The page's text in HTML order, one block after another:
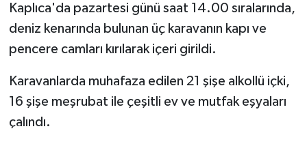
Kaplıca'da pazartesi günü saat 14.00 sıralarında,
deniz kenarında bulunan üç karavanın kapı ve
pencere camları kırılarak içeri girildi.
Karavanlarda muhafaza edilen 21 şişe alkollü içki,
16 şişe meşrubat ile çeşitli ev ve mutfak eşyaları
çalındı.